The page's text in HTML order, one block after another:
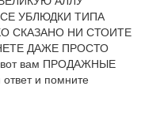
УБЛЮДКИ ТИПА
СКАЗАНО НИ СТОИТЕ
ДАЖЕ ПРОСТО
вам ПРОДАЖНЫЕ
и помните